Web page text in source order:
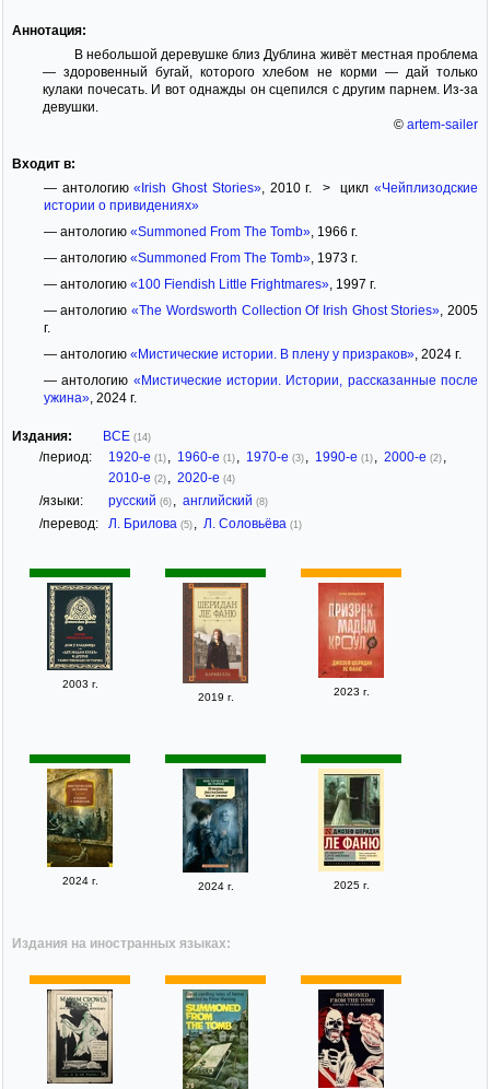
Аннотация:
В небольшой деревушке близ Дублина живёт местная проблема
— здоровенный бугай, которого хлебом не корми — дай только
кулаки почесать. И вот однажды он сцепился с другим парнем. Из-за
девушки.
© artem-sailer
Входит в:
— антологию«Irish Ghost Stories», 2010 г. > цикл«Чейплизодские
истории о привидениях»
— антологию «Summoned From The Tomb», 1966 г.
— антологию «Summoned From The Tomb», 1973 г.
— антологию «100 Fiendish Little Frightmares», 1997 г.
— антологию«The Wordsworth Collection Of Irish Ghost Stories» , 2005
г.
— антологию «Мистические истории. В плену у призраков», 2024 г.
— антологию «Мистические истории. Истории, рассказанные после
ужина», 2024 г.
Издания: ВСЕ (14)
/период: 1920-е (1) 1960-е (1) 1970-е (3) 1990-е (1) 2000-е (2)
2010-е (2) 2020-е (4)
/языки: русский (6) английский (8)
/перевод: Л. Брилова (5) Л. Соловьёва (1)
2003 г.
2019 г.
2023 г.
2024 г. 2024 г. 2025 г.
Издания на иностранных языках: